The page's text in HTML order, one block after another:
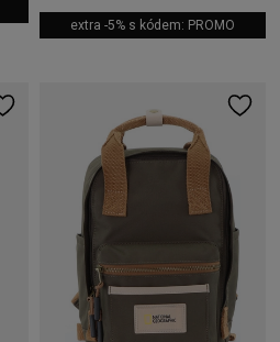
extra -5% s kódem: PROMO